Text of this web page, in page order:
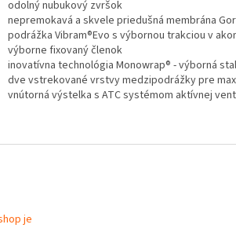
odolný nubukový zvršok
nepremokavá a skvele priedušná membrána
podrážka Vibram®Evo s výbornou trakciou v
výborne fixovaný členok
inovatívna technológia Monowrap® - výborná
dve vstrekované vrstvy medzipodrážky pre
vnútorná výstelka s ATC systémom aktívnej